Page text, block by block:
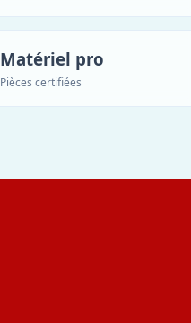
Matériel pro
Pièces certifiées